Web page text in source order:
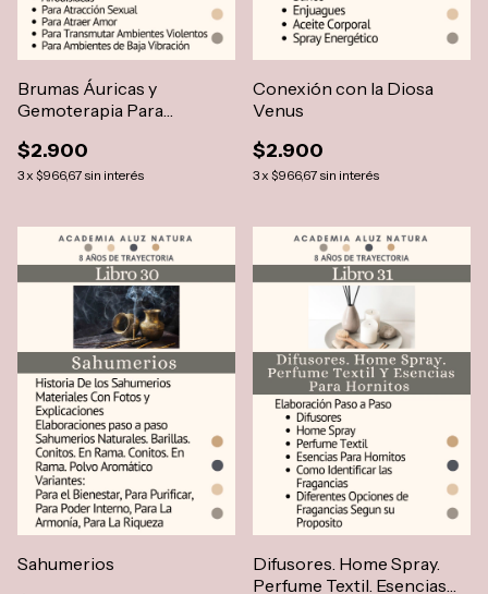
Brumas Áuricas y
Gemoterapia Para
$2.900
3 x $966,67sin interés
Conexión con la Diosa
Venus
$2.900
3 x $966,67sin interés
Sahumerios
Difusores. Home Spray.
Perfume Textil. Esencias